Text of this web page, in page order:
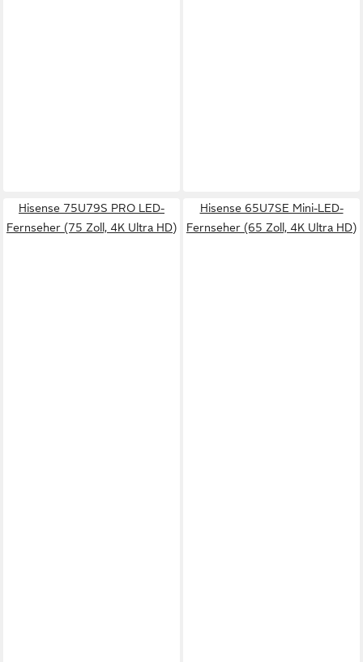
Hisense 75U79S PRO LED-
Fernseher (75 Zoll, 4K Ultra HD)
Hisense 65U7SE Mini-LED-
Fernseher (65 Zoll, 4K Ultra HD)